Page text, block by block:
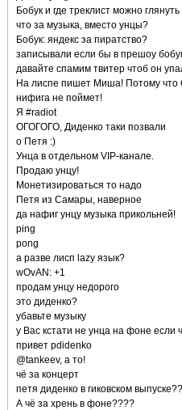
Бобук и где треклист можно
что за музыка, вместо унцы?
Бобук: яндекс за пиратство?
записывали если бы в прешоу
давайте спамим твитер чтоб он
На лиспе пишет Миша! Потому что
нифига не поймет!
Я #radiot
ОГОГОГО, Диденко таки позвали
о Петя :)
Унца в отдельном VIP-канале.
Продаю унцу!
Монетизироваться то надо
Петя из Самары, наверное
да нафиг унцу музыка прикольней!
ping
pong
а разве лисп lazy язык?
wOvAN: +1
продам унцу недорого
это диденко?
убавьте музыку
у Вас кстати не унца на фоне если
привет pdidenko
@tankeev, а то!
чё за концерт
петя диденко в гиковском
А чё за хрень в фоне????